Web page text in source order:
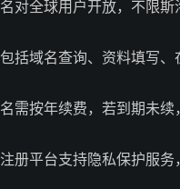
对全球用户开放，不限斯
括域名查询、资料填写、
需按年续费，若到期未续
册平台支持隐私保护服务